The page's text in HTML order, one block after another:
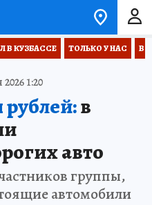
В КУЗБАССЕ ТОЛЬКО У НАС
1:20
в
авто
группы,
автомобили